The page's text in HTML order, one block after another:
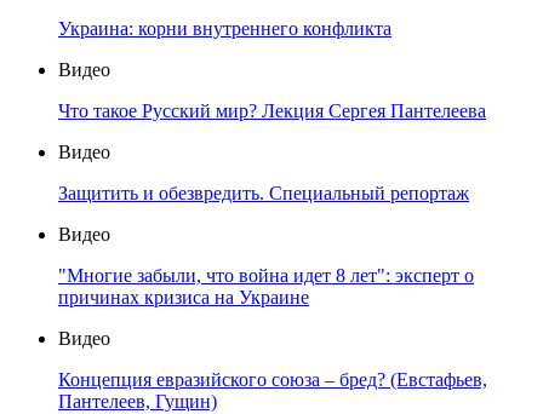
Украина: корни внутреннего конфликта
Видео
Что такое Русский мир? Лекция Сергея Пантелеева
Видео
Защитить и обезвредить. Специальный репортаж
Видео
"Многие забыли, что война идет 8 лет": эксперт о
причинах кризиса на Украине
Видео
Концепция евразийского союза – бред? (Евстафьев,
Пантелеев, Гущин)